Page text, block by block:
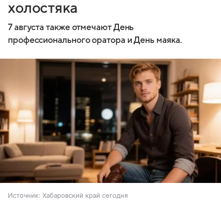
холостяка
7 августа также отмечают День
профессионального оратора и День маяка.
Источник: Хабаровский край сегодня